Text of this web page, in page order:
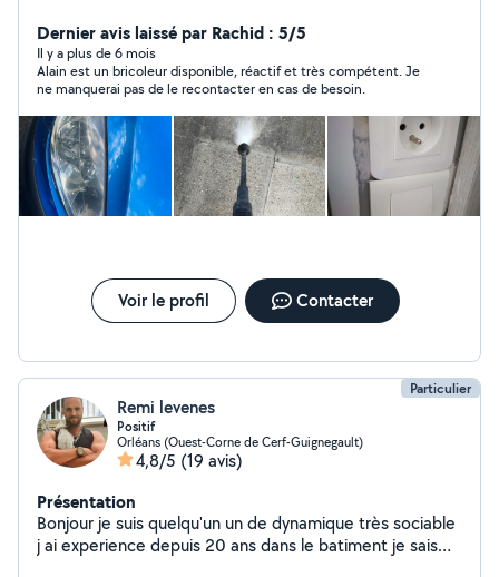
Anniversaire Future maman...
Dernier avis laissé par Rachid : 5/5
Il y a plus de 6 mois
Alain est un bricoleur disponible, réactif et très compétent. Je
ne manquerai pas de le recontacter en cas de besoin.
Voir le profil Contacter
Particulier
Remi levenes
Positif
Orléans (Ouest-Corne de Cerf-Guignegault)
4,8/5 (19 avis)
Présentation
Bonjour je suis quelqu'un un de dynamique très sociable
j ai experience depuis 20 ans dans le batiment je sais